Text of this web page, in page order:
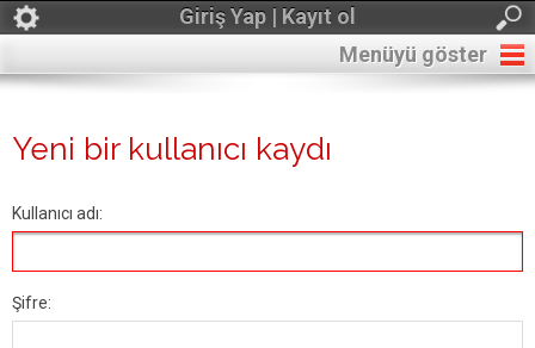
Giriş Yap | Kayıt ol
Menüyü göster
Yeni bir kullanıcı kaydı
Kullanıcı adı:
Şifre: